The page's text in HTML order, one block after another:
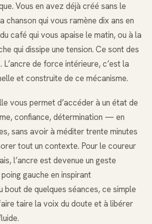
Vous en avez déjà créé sans le
chanson qui vous ramène dix ans en
café qui vous apaise le matin, ou à la
qui dissipe une tension. Ce sont des
de force intérieure, c’est la
et construite de ce mécanisme.
vous permet d’accéder à un état de
confiance, détermination — en
sans avoir à méditer trente minutes
tout un contexte. Pour le coureur
l’ancre est devenue un geste
gauche en inspirant
bout de quelques séances, ce simple
taire la voix du doute et à libérer